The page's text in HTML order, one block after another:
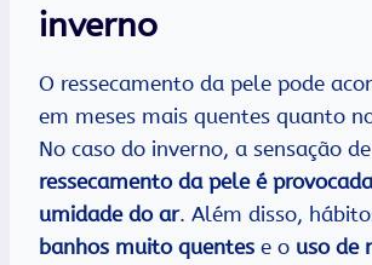
inverno
O ressecamento da pele pode
em meses mais quentes quanto
No caso do inverno, a sensação de
ressecamento da pele é
umidade do ar. Além disso,
banhos muito quentes e o uso de